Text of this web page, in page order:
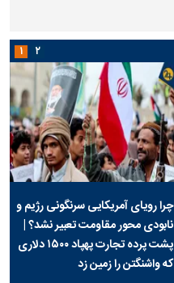
چرا رویای آمریکایی سرنگونی رژیم و
نابودی محور مقاومت تعبیر نشد؟ |
پشت پرده تجارت پهپاد‌ ۱۵۰۰ دلاری
که واشنگتن را زمین زد
۱ ۲